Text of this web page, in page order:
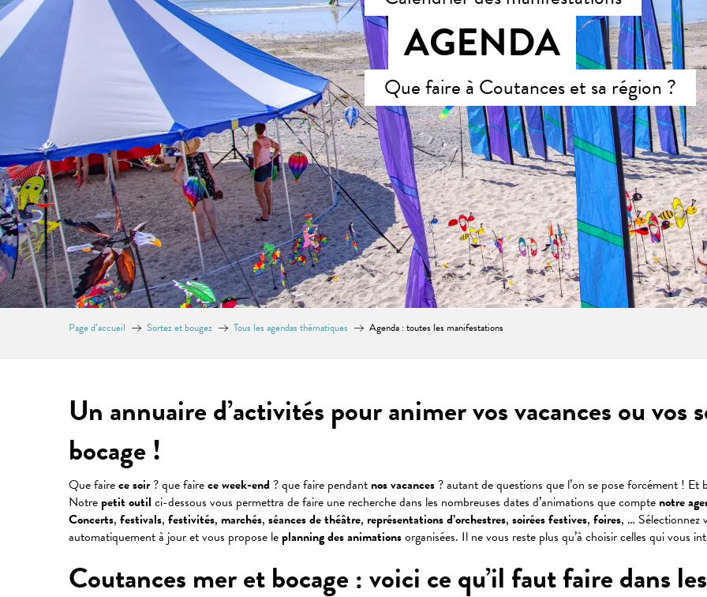
AGENDA
Que faire à Coutances et sa région ?
Page d’accueil Sortez et bougez Tous les agendas thématiques Agenda : toutes les manifestations
Un annuaire d’activités pour animer vos vacances ou vos
bocage !
Que fairece soir? que fairece week-end ? que faire pendant nos vacances? autant de questions que l’on se pose forcément !
Notre petit outil ci-dessous vous permettra de faire une recherche dans les nombreuses dates d’animations que compte notre
Concerts, festivals, festivités, marchés, séancesdethéâtre, représentationsd’orchestres, soiréesfestives, foires, … Sélectionnez
automatiquement à jour et vous propose le planning des animationsorganisées. Il ne vous reste plus qu’à choisir celles qui vous
Coutances mer et bocage : voici ce qu’il faut faire dans